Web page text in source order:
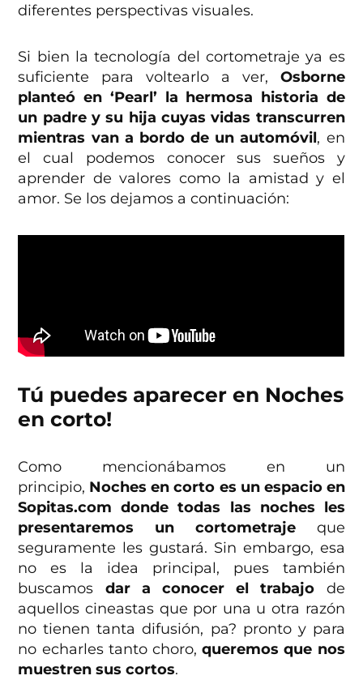
diferentes perspectivas visuales.
Si bien la tecnología del cortometraje ya es
suficiente para voltearlo a ver, Osborne
planteó en ‘Pearl’ la hermosa historia de
un padre y su hija cuyas vidas transcurren
mientras van a bordo de un automóvil, en
el cual podemos conocer sus sueños y
aprender de valores como la amistad y el
amor. Se los dejamos a continuación:
Tú puedes aparecer en Noches
en corto!
Como mencionábamos en un
principio, Noches en corto es un espacio en
Sopitas.com donde todas las noches les
presentaremos un cortometrajeque
seguramente les gustará. Sin embargo, esa
no es la idea principal, pues también
buscamos dar a conocer el trabajo de
aquellos cineastas que por una u otra razón
no tienen tanta difusión, pa? pronto y para
no echarles tanto choro,queremos que nos
muestren sus cortos.